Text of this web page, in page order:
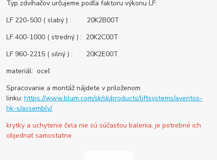
Typ zdvíhačov určujeme podľa faktoru výkonu LF:
LF 220-500 ( slabý ) : 20K2B00T
LF 400-1000 ( stredný ) : 20K2C00T
LF 960-2215 ( silný ) : 20K2E00T
materiál: oceľ
Spracovanie a montáž nájdete v priloženom
linku:https://www.blum.com/sk/sk/products/liftsystems/aventos-
hk-s/assembly/
krytky a uchytenie čela nie sú súčasťou balenia, je potrebné ich
objednať samostatne